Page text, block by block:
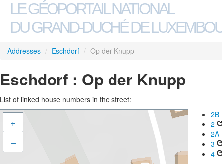
LE GÉOPORTAIL NATIONAL
DU GRAND-DUCHÉ DE
Addresses / Eschdorf / Op der Knupp
Eschdorf : Op der Knupp
List of linked house numbers in the street:
+
–
2B
2
2A
3
4